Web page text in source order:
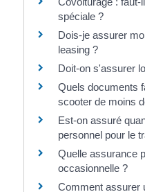
spéciale ?
Dois-je assurer
leasing ?
Doit-on s'assurer
Quels documents
scooter de moins
Est-on assuré
personnel pour le
Quelle assurance
occasionnelle ?
Comment assurer